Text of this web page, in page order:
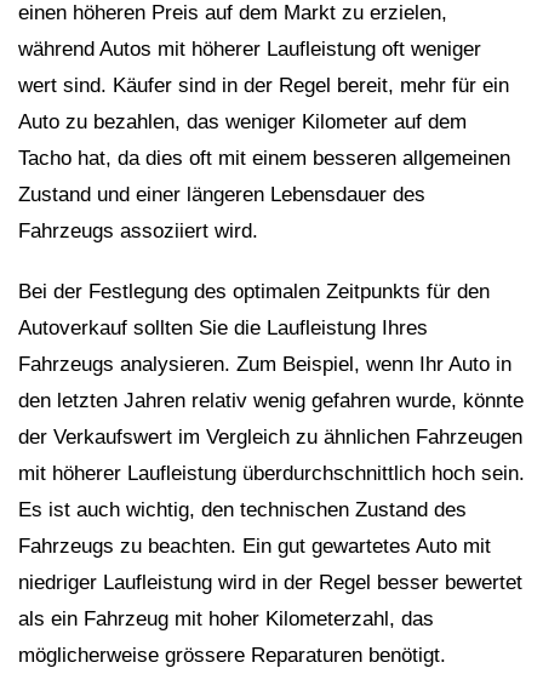
einen höheren Preis auf dem Markt zu erzielen,
während Autos mit höherer Laufleistung oft weniger
wert sind. Käufer sind in der Regel bereit, mehr für ein
Auto zu bezahlen, das weniger Kilometer auf dem
Tacho hat, da dies oft mit einem besseren allgemeinen
Zustand und einer längeren Lebensdauer des
Fahrzeugs assoziiert wird.
Bei der Festlegung des optimalen Zeitpunkts für den
Autoverkauf sollten Sie die Laufleistung Ihres
Fahrzeugs analysieren. Zum Beispiel, wenn Ihr Auto in
den letzten Jahren relativ wenig gefahren wurde, könnte
der Verkaufswert im Vergleich zu ähnlichen Fahrzeugen
mit höherer Laufleistung überdurchschnittlich hoch sein.
Es ist auch wichtig, den technischen Zustand des
Fahrzeugs zu beachten. Ein gut gewartetes Auto mit
niedriger Laufleistung wird in der Regel besser bewertet
als ein Fahrzeug mit hoher Kilometerzahl, das
möglicherweise grössere Reparaturen benötigt.